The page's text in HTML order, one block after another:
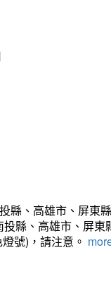
縣、高雄市、屏東
縣、高雄市、屏
號)，請注意。